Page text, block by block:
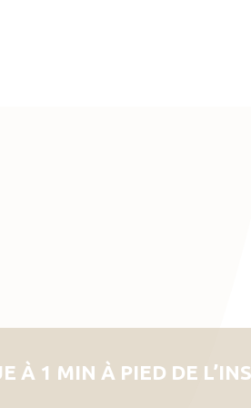
À 1 MIN À PIED DE